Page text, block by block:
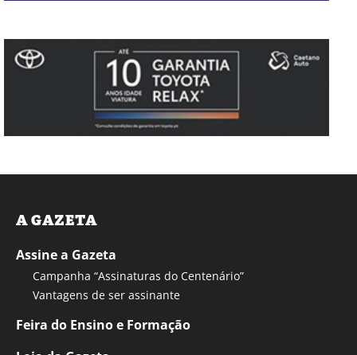
A GAZETA
Assine a Gazeta
Campanha “Assinaturas do Centenário”
Vantagens de ser assinante
Feira do Ensino e Formação